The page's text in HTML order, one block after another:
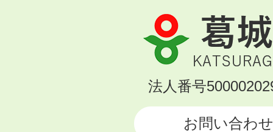
葛
城
市
KATSURAGI
法人番号
お問い合わせ